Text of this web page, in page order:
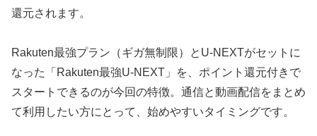
還元されます。
Rakuten最強プラン（ギガ無制限）とU-NEXTがセットに
なった「Rakuten最強U-NEXT」を、ポイント還元付きで
スタートできるのが今回の特徴。通信と動画配信をまとめ
て利用したい方にとって、始めやすいタイミングです。